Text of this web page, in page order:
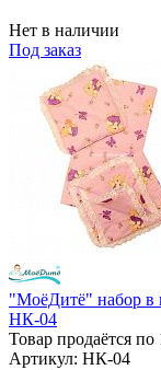
Нет в наличии
Под заказ
"МоёДитё" набор в
НК-04
Товар продаётся по
Артикул: НК-04